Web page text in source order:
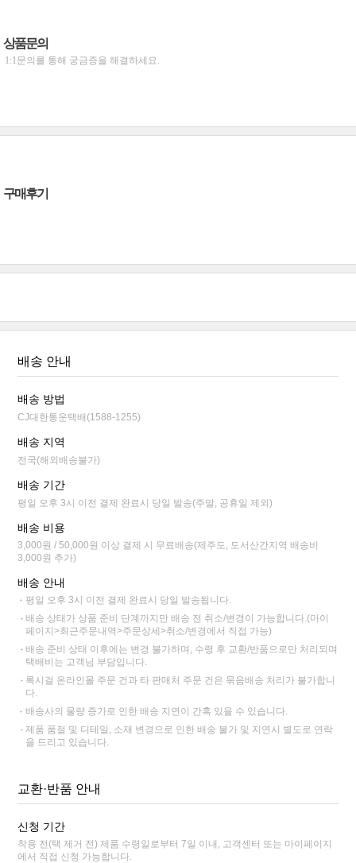
상품문의
1:1문의를 통해 궁금증을 해결하세요.
구매후기
배송 안내
배송 방법
CJ대한통운택배(1588-1255)
배송 지역
전국(해외배송불가)
배송 기간
평일 오후 3시 이전 결제 완료시 당일 발송(주말, 공휴일 제외)
배송 비용
3,000원 / 50,000원 이상 결제 시 무료배송(제주도, 도서산간지역 배송비
3,000원 추가)
배송 안내
평일 오후 3시 이전 결제 완료시 당일 발송됩니다.
배송 상태가 상품 준비 단계까지만 배송 전 취소/변경이 가능합니다.(마이
페이지>최근주문내역>주문상세>취소/변경에서 직접 가능)
배송 준비 상태 이후에는 변경 불가하며, 수령 후 교환/반품으로만 처리되며
택배비는 고객님 부담입니다.
록시걸 온라인몰 주문 건과 타 판매처 주문 건은 묶음배송 처리가 불가합니
다.
배송사의 물량 증가로 인한 배송 지연이 간혹 있을 수 있습니다.
제품 품절 및 디테일, 소재 변경으로 인한 배송 불가 및 지연시 별도로 연락
을 드리고 있습니다.
교환·반품 안내
신청 기간
착용 전(택 제거 전) 제품 수령일로부터 7일 이내, 고객센터 또는 마이페이지
에서 직접 신청 가능합니다.